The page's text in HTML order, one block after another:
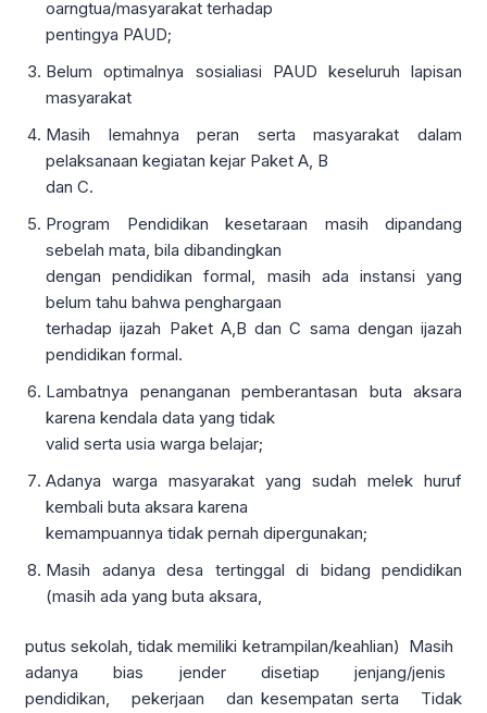
oarngtua/masyarakat terhadap
pentingya PAUD;
Belum optimalnya sosialiasi PAUD keseluruh lapisan
masyarakat
Masih lemahnya peran serta masyarakat dalam
pelaksanaan kegiatan kejar Paket A, B
dan C.
Program Pendidikan kesetaraan masih dipandang
sebelah mata, bila dibandingkan
dengan pendidikan formal, masih ada instansi yang
belum tahu bahwa penghargaan
terhadap ijazah Paket A,B dan C sama dengan ijazah
pendidikan formal.
Lambatnya penanganan pemberantasan buta aksara
karena kendala data yang tidak
valid serta usia warga belajar;
Adanya warga masyarakat yang sudah melek huruf
kembali buta aksara karena
kemampuannya tidak pernah dipergunakan;
Masih adanya desa tertinggal di bidang pendidikan
(masih ada yang buta aksara,
putus sekolah, tidak memiliki ketrampilan/keahlian) Masih
adanya bias jender disetiap jenjang/jenis
pendidikan, pekerjaan dan kesempatan serta Tidak